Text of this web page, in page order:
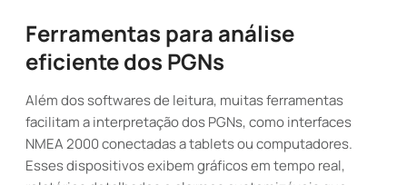
Ferramentas para análise
eficiente dos PGNs
Além dos softwares de leitura, muitas ferramentas
facilitam a interpretação dos PGNs, como interfaces
NMEA 2000 conectadas a tablets ou computadores.
Esses dispositivos exibem gráficos em tempo real,